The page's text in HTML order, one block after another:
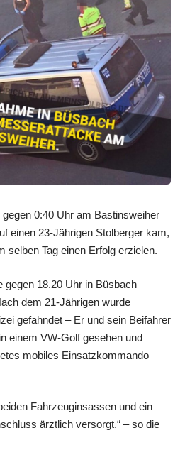
0:40 Uhr am Bastinsweiher
einen 23-Jährigen Stolberger kam,
selben Tag einen Erfolg erzielen.
gegen 18.20 Uhr in Büsbach
dem 21-Jährigen wurde
gefahndet – Er und sein Beifahrer
einem VW-Golf gesehen und
mobiles Einsatzkommando
Fahrzeuginsassen und ein
ärztlich versorgt.“ – so die